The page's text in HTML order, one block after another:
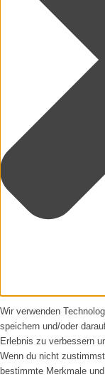
Wir verwenden
speichern und/oder
Erlebnis zu verbessern
Wenn du nicht
bestimmte Merkmale